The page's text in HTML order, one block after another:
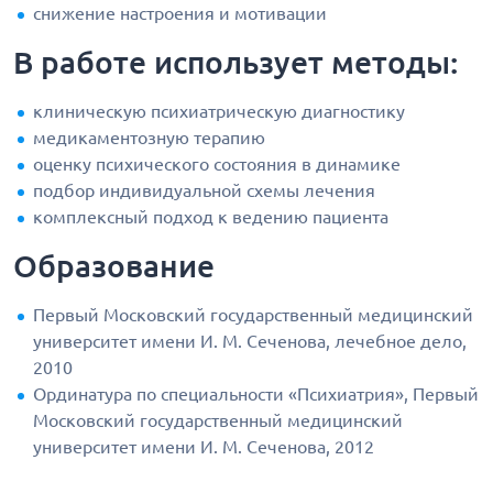
снижение настроения и мотивации
В работе использует методы:
клиническую психиатрическую диагностику
медикаментозную терапию
оценку психического состояния в динамике
подбор индивидуальной схемы лечения
комплексный подход к ведению пациента
Образование
Первый Московский государственный медицинский
университет имени И. М. Сеченова, лечебное дело,
2010
Ординатура по специальности «Психиатрия», Первый
Московский государственный медицинский
университет имени И. М. Сеченова, 2012